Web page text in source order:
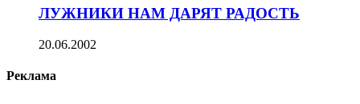
ЛУЖНИКИ НАМ ДАРЯТ РАДОСТЬ
20.06.2002
Реклама